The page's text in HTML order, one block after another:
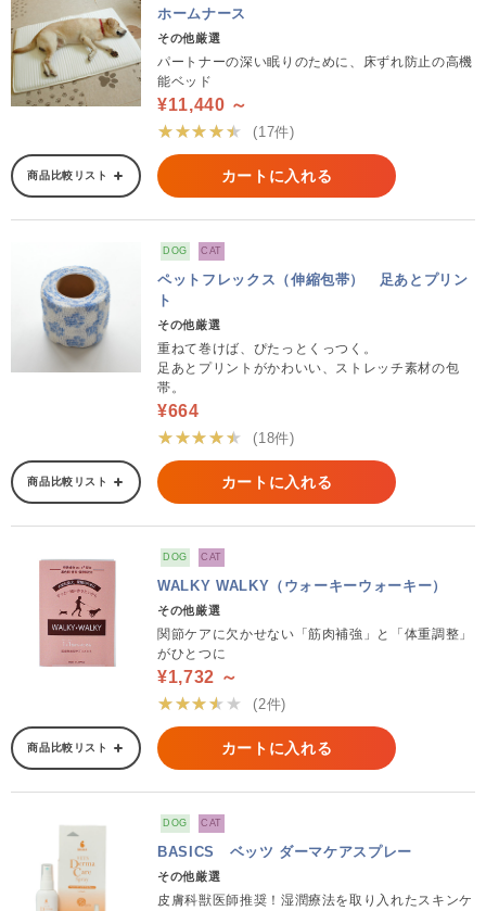
ホームナース
その他厳選
パートナーの深い眠りのために、床ずれ防止の高機
能ベッド
¥11,440 ～
★★★★★
(17件)
商品比較リスト カートに入れる
DOG CAT
ペットフレックス（伸縮包帯） 足あとプリン
ト
その他厳選
重ねて巻けば、ぴたっとくっつく。
足あとプリントがかわいい、ストレッチ素材の包
帯。
¥664
★★★★★
(18件)
商品比較リスト カートに入れる
DOG CAT
WALKY WALKY（ウォーキーウォーキー）
その他厳選
関節ケアに欠かせない「筋肉補強」と「体重調整」
がひとつに
¥1,732 ～
★★★★★
(2件)
商品比較リスト カートに入れる
DOG CAT
BASICS ベッツ ダーマケアスプレー
その他厳選
皮膚科獣医師推奨！湿潤療法を取り入れたスキンケ